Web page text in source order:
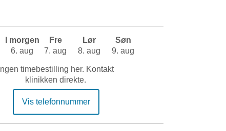
I morgen
6. aug
Fre
7. aug
Lør
8. aug
Søn
9. aug
Ingen timebestilling her. Kontakt
klinikken direkte.
Vis telefonnummer